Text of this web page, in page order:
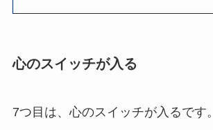
心のスイッチが入る
7つ目は、心のスイッチが入るです。